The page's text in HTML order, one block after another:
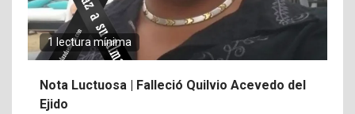
1 lectura mínima
Nota Luctuosa | Falleció Quilvio Acevedo del
Ejido